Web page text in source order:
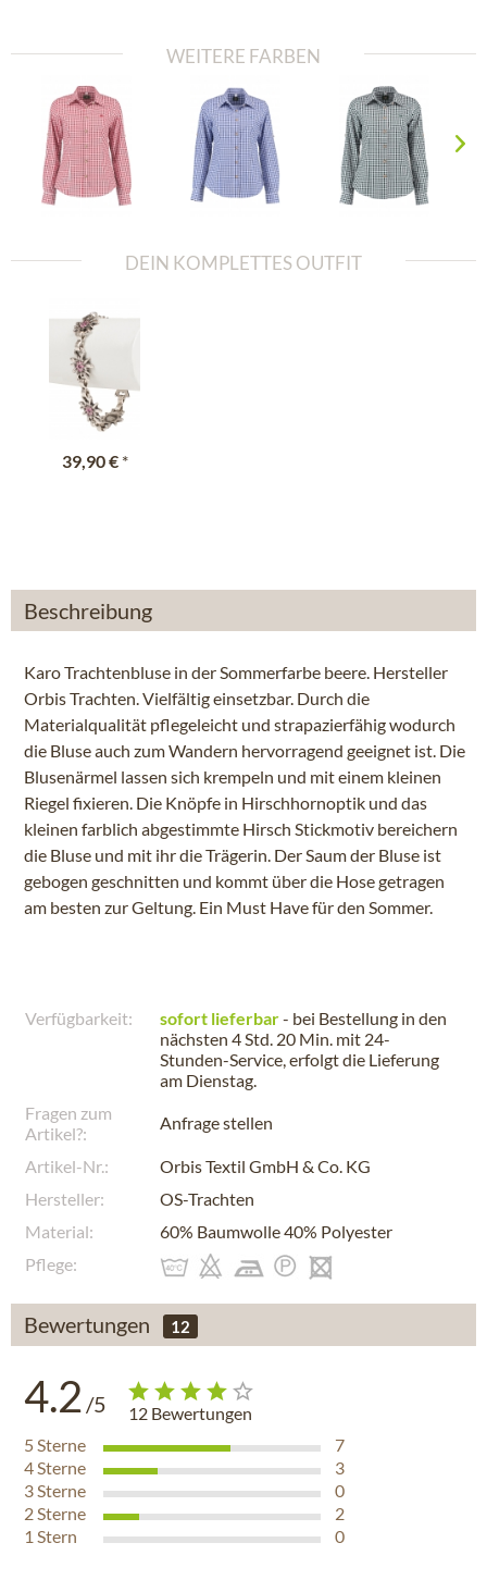
WEITERE FARBEN
DEIN KOMPLETTES OUTFIT
39,90 € *
Beschreibung
Karo Trachtenbluse in der Sommerfarbe beere. Hersteller
Orbis Trachten. Vielfältig einsetzbar. Durch die
Materialqualität pflegeleicht und strapazierfähig wodurch
die Bluse auch zum Wandern hervorragend geeignet ist. Die
Blusenärmel lassen sich krempeln und mit einem kleinen
Riegel fixieren. Die Knöpfe in Hirschhornoptik und das
kleinen farblich abgestimmte Hirsch Stickmotiv bereichern
die Bluse und mit ihr die Trägerin. Der Saum der Bluse ist
gebogen geschnitten und kommt über die Hose getragen
am besten zur Geltung. Ein Must Have für den Sommer.
Verfügbarkeit: sofort lieferbar- bei Bestellung in den
nächsten 4 Std. 20 Min. mit 24-
Stunden-Service, erfolgt die Lieferung
am Dienstag.
Fragen zum
Artikel?:
Anfrage stellen
Artikel-Nr.:
Orbis Textil GmbH & Co. KG
Hersteller:
OS-Trachten
Material:
60% Baumwolle 40% Polyester
Pflege:
Bewertungen 12
4.2 /5 12 Bewertungen
5Sterne
7
4Sterne
3
3Sterne
0
2Sterne
2
1 Stern 0